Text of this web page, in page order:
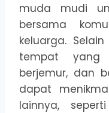
muda mudi
bersama
keluarga.
tempat yang
berjemur, dan
dapat
lainnya,